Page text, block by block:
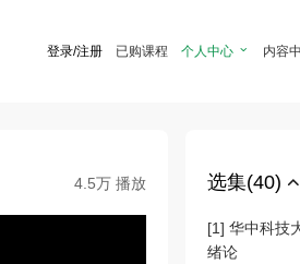
登录/注册 已购课程 个人中心  内容
4.5万 播放 选集(40)
[1] 华中科技
绪论